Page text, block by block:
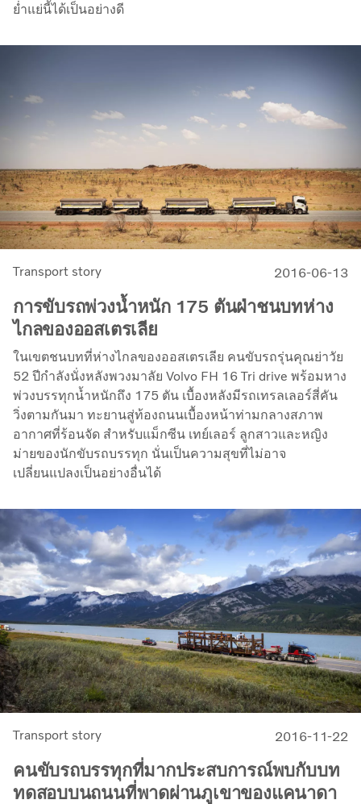
ย่ำแย่นี้ได้เป็นอย่างดี
Transport story 2016-06-13
การขับรถพ่วงน้ำหนัก 175 ตันฝ่าชนบทห่าง
ไกลของออสเตรเลีย
ในเขตชนบทที่ห่างไกลของออสเตรเลีย คนขับรถรุ่นคุณย่าวัย
52 ปีกำลังนั่งหลังพวงมาลัย Volvo FH 16 Tri drive พร้อมหาง
พ่วงบรรทุกน้ำหนักถึง 175 ตัน เบื้องหลังมีรถเทรลเลอร์สี่คัน
วิ่งตามกันมา ทะยานสู่ท้องถนนเบื้องหน้าท่ามกลางสภาพ
อากาศที่ร้อนจัด สำหรับแม็กซีน เทย์เลอร์ ลูกสาวและหญิง
ม่ายของนักขับรถบรรทุก นั่นเป็นความสุขที่ไม่อาจ
เปลี่ยนแปลงเป็นอย่างอื่นได้
Transport story 2016-11-22
คนขับรถบรรทุกที่มากประสบการณ์พบกับบท
ทดสอบบนถนนที่พาดผ่านภูเขาของแคนาดา